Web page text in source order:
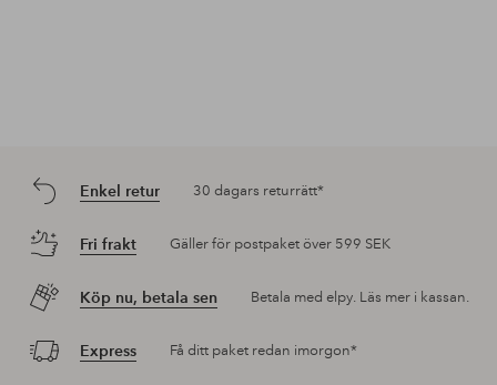
Enkel retur 30 dagars returrätt*
Fri frakt Gäller för postpaket över 599 SEK
Köp nu, betala sen Betala med elpy. Läs mer i kassan.
Express Få ditt paket redan imorgon*